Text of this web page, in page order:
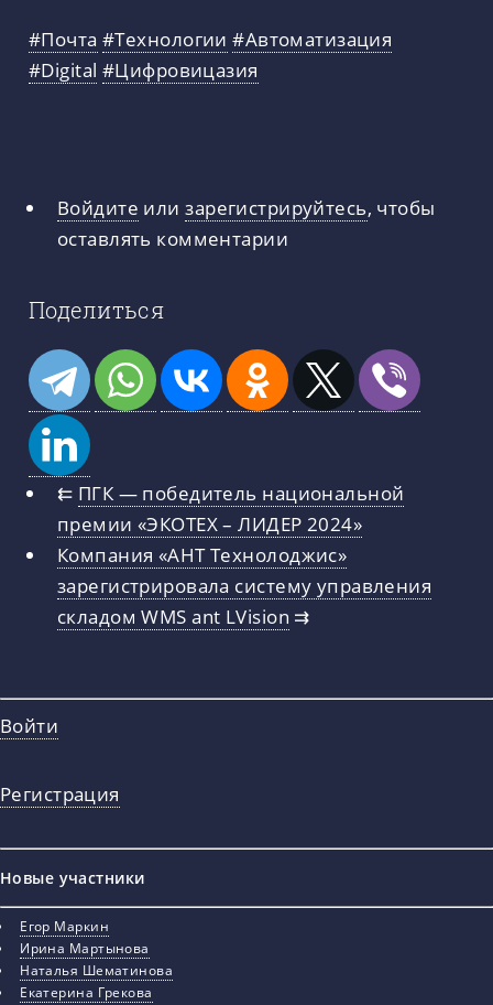
#Почта #Технологии #Автоматизация
#Digital #Цифровицазия
Войдите илизарегистрируйтесь, чтобы
оставлять комментарии
Поделиться
⇇ ПГК — победитель национальной
премии «ЭКОТЕХ – ЛИДЕР 2024»
Компания «АНТ Технолоджис»
зарегистрировала систему управления
складом WMS ant LVision ⇉
Войти
Регистрация
Новые участники
Егор Маркин
Ирина Мартынова
Наталья Шематинова
Екатерина Грекова